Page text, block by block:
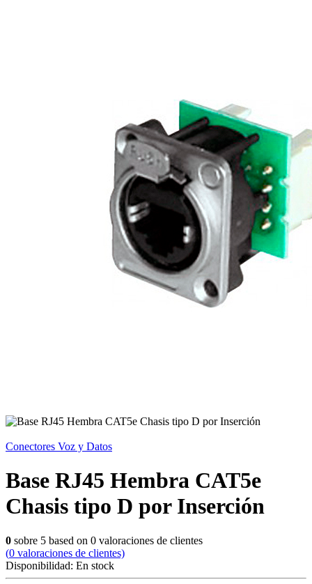
Conectores Voz y Datos
Base RJ45 Hembra CAT5e
Chasis tipo D por Inserción
0 sobre 5 based on 0 valoraciones de clientes
(0 valoraciones de clientes)
Disponibilidad: En stock